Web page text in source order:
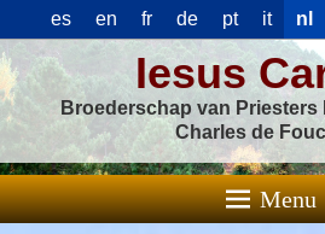
es en fr de pt it nl
Iesus
Broederschap van Priesters
Charles de
Menu